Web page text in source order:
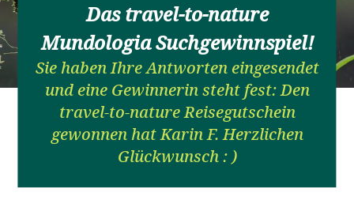
Das travel-to-nature
Mundologia Suchgewinnspiel!
Sie haben Ihre Antworten eingesendet
und eine Gewinnerin steht fest: Den
travel-to-nature Reisegutschein
gewonnen hat Karin F. Herzlichen
Glückwunsch : )